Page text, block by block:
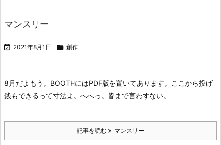
マンスリー
 2021年8月1日  創作
8月だよもう。 BOOTHにはPDF版を置いてあります。ここから投げ
銭もできるって寸法よ。へへっ。皆まで言わすない。
記事を読む マンスリー